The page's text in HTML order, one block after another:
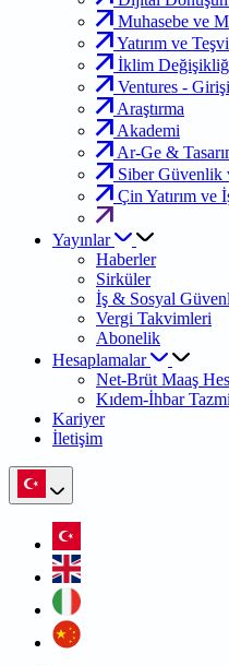
Muhasebe ve
Yatırım ve
İklim
Ventures -
Araştırma
Akademi
Ar-Ge &
Siber
Çin Yatırım ve
Yayınlar
Haberler
Sirküler
İş & Sosyal
Vergi Takvimleri
Abonelik
Hesaplamalar
Net-Brüt Maaş
Kıdem-İhbar
Kariyer
İletişim